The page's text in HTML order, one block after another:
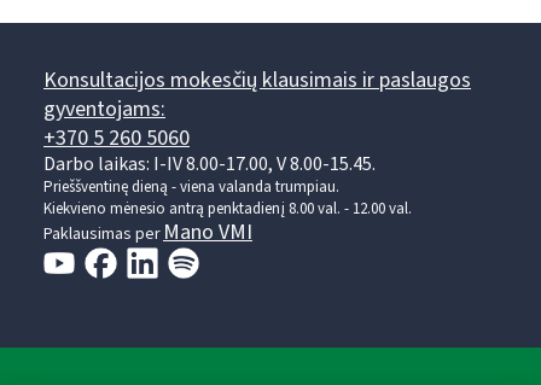
Konsultacijos mokesčių klausimais ir paslaugos
gyventojams:
+370 5 260 5060
Darbo laikas: I-IV 8.00-17.00, V 8.00-15.45.
Prieššventinę dieną - viena valanda trumpiau.
Kiekvieno mėnesio antrą penktadienį 8.00 val. - 12.00 val.
Paklausimas per Mano VMI